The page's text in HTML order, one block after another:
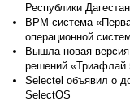
Республики
BPM-система
операционной
Вышла новая версия
решений «Триафлай
Selectel объявил о
SelectOS